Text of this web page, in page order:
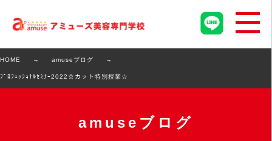
HOME amuseブログ
ﾌﾟﾛﾌｪｯｼｮﾅﾙｾﾐﾅｰ2022☆カット特別授業☆
amuseブログ